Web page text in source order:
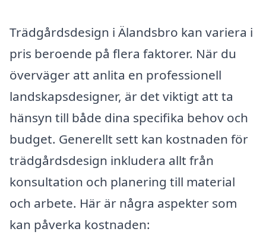
Trädgårdsdesign i Älandsbro kan variera i
pris beroende på flera faktorer. När du
överväger att anlita en professionell
landskapsdesigner, är det viktigt att ta
hänsyn till både dina specifika behov och
budget. Generellt sett kan kostnaden för
trädgårdsdesign inkludera allt från
konsultation och planering till material
och arbete. Här är några aspekter som
kan påverka kostnaden: